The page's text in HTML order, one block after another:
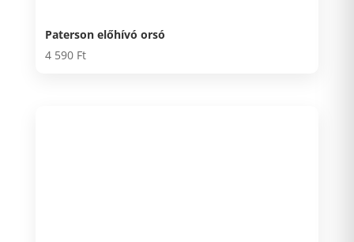
Paterson előhívó orsó
4 590 Ft